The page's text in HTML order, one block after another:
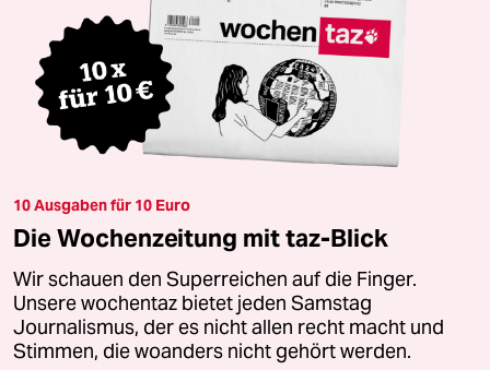
10 Ausgaben für 10 Euro
Die Wochenzeitung mit taz-Blick
Wir schauen den Superreichen auf die Finger.
Unsere wochentaz bietet jeden Samstag
Journalismus, der es nicht allen recht macht und
Stimmen, die woanders nicht gehört werden.